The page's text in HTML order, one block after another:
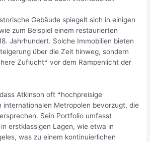
Gebäude spiegelt sich in einigen
zum Beispiel einem restaurierten
Jahrhundert. Solche Immobilien bieten
über die Zeit hinweg, sondern
Zuflucht* vor dem Rampenlicht der
Atkinson oft *hochpreisige
internationalen Metropolen bevorzugt, die
Sein Portfolio umfasst
erstklassigen Lagen, wie etwa in
was zu einem kontinuierlichen